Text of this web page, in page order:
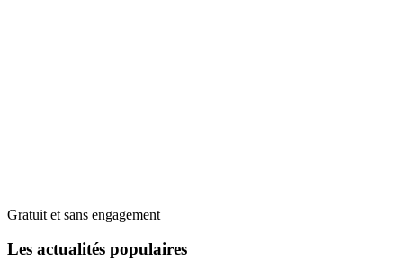
Gratuit et sans engagement
Les actualités populaires